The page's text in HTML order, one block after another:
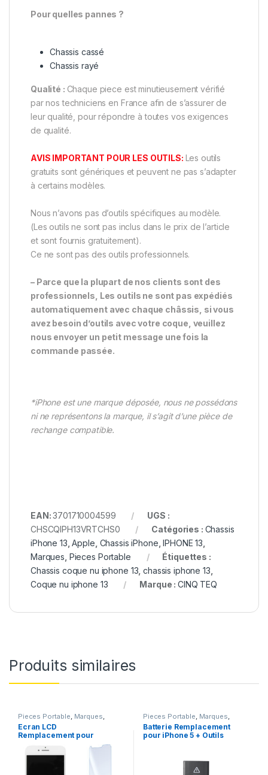
Pour quelles pannes ?
Chassis cassé
Chassis rayé
Qualité : Chaque piece est minutieusement vérifié
par nos techniciens en France afin de s’assurer de
leur qualité, pour répondre à toutes vos exigences
de qualité.
AVIS IMPORTANT POUR LES OUTILS: Les outils
gratuits sont génériques et peuvent ne pas s’adapter
à certains modèles.
Nous n’avons pas d’outils spécifiques au modèle.
(Les outils ne sont pas inclus dans le prix de l’article
et sont fournis gratuitement).
Ce ne sont pas des outils professionnels.
– Parce que la plupart de nos clients sont des
professionnels, Les outils ne sont pas expédiés
automatiquement avec chaque châssis, si vous
avez besoin d’outils avec votre coque, veuillez
nous envoyer un petit message une fois la
commande passée.
*iPhone est une marque déposée, nous ne possédons
ni ne représentons la marque, il s’agit d’une pièce de
rechange compatible.
EAN:3701710004599
UGS :
CHSCQIPH13VRTCHS0
Catégories : Chassis
iPhone 13 ,Apple Chassis iPhone ,IPHONE 13
Marques Pieces Portable
Étiquettes :
Chassis coque nu iphone 13 ,chassis iphone 13
Coque nu iphone 13
Marque : CINQ TEQ
Produits similaires
Pieces Portable Marques
Apple iPhone 7
Ecran LCD
Remplacement pour
Trempe +Kit
Pieces Portable Marques
Apple iPhone 5 , Batteries et
chargeurs,Batteries Apple
Batterie Remplacement
pour iPhone 5 + Outils